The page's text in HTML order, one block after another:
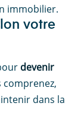
immobilier.
votre
devenir
comprenez,
dans la